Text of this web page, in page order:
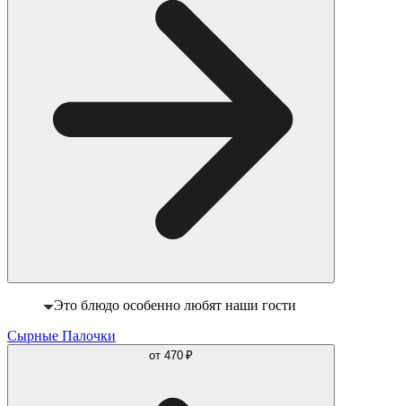
Это блюдо особенно любят наши гости
Сырные Палочки
от 470 ₽